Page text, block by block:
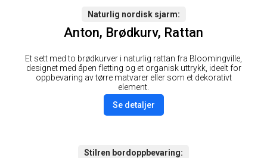
Naturlig nordisk sjarm
Anton, Brødkurv, Rattan
Et sett med to brødkurver i naturlig rattan fra Bloomingville,
designet med åpen fletting og et organisk uttrykk, ideelt for
oppbevaring av tørre matvarer eller som et dekorativt
element.
Se detaljer
Stilren bordoppbevaring